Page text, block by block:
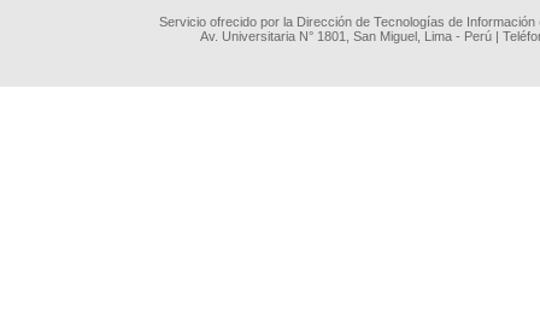
Servicio ofrecido por la Dirección de Tecnologías de
Av. Universitaria N° 1801, San Miguel, Lima - Perú |